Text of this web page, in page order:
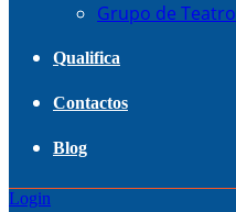
Grupo de Teatro
Qualifica
Contactos
Blog
Login